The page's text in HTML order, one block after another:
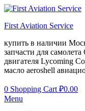
First Aviation Service
купить в наличии
запчасти для
двигателя Lycoming
масло aeroshell
0 Shopping Cart ₽0.00
Menu